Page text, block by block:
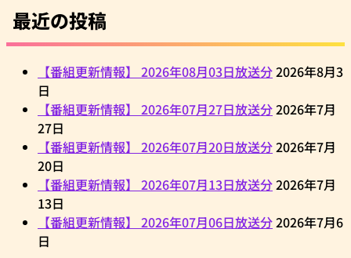
最近の投稿
【番組更新情報】 2026年08月03日放送分2026年8月3
日
【番組更新情報】 2026年07月27日放送分2026年7月
27日
【番組更新情報】 2026年07月20日放送分2026年7月
20日
【番組更新情報】 2026年07月13日放送分2026年7月
13日
【番組更新情報】 2026年07月06日放送分2026年7月6
日